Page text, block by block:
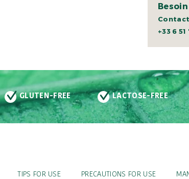
Besoin
+33 6
GLUTEN-FREE LACTOSE-FREE
TIPS FOR USE PRECAUTIONS FOR USE